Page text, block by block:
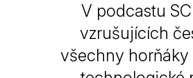
V podcastu
vzrušujících
všechny horňáky